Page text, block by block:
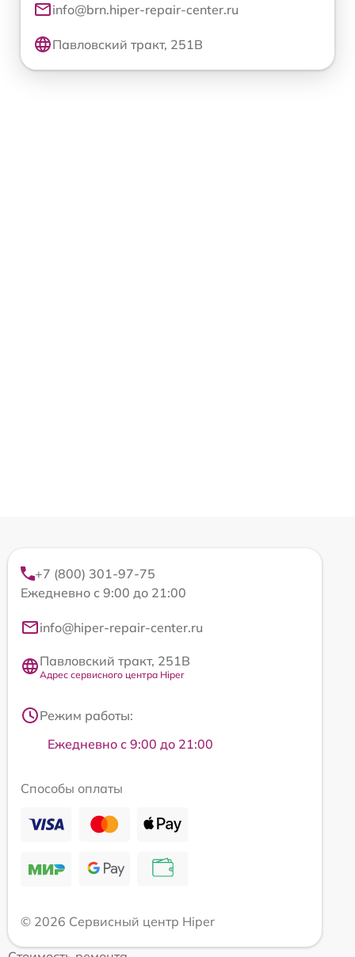
info@brn.hiper-repair-center.ru
Павловский тракт, 251В
+7 (800) 301-97-75
Ежедневно с 9:00 до 21:00
info@hiper-repair-center.ru
Павловский тракт, 251В
Адрес сервисного центра Hiper
Режим работы:
Ежедневно с 9:00 до 21:00
Способы оплаты
© 2026 Сервисный центр Hiper